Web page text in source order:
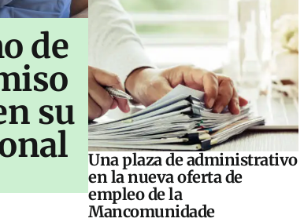
de
su
Una plaza de administrativo
en la nueva oferta de
empleo de la
Mancomunidade